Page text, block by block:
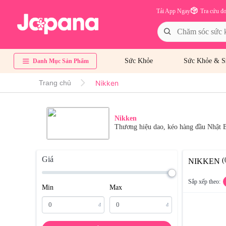
Tra cứu
Tải App Ngay
Danh Mục Sản Phẩm Sức Khỏe Sức Khỏe &
Trang chủ Nikken
Nikken
Thương hiệu dao, kéo hàng đầu Nhật
Giá
Min
đ
Max
đ
NIKKEN
Sắp xếp theo: